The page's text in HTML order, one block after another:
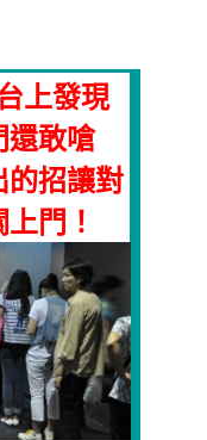
上發現
還敢嗆
的招讓對
門！